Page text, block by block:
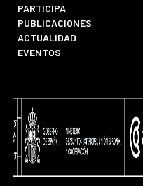
PARTICIPA
PUBLICACIONES
ACTUALIDAD
EVENTOS